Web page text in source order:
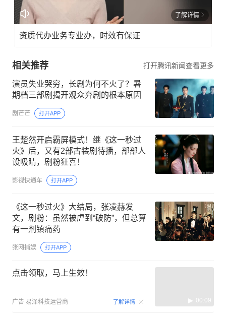
了解详情
资质代办业务专业办，时效有保证
相关推荐 打开腾讯新闻查看更多
演员失业哭穷，长剧为何不火了？暑
期档三部剧揭开观众弃剧的根本原因
剧芒芒 打开APP
王楚然开启霸屏模式！继《这一秒过
火》后，又有2部古装剧待播，部部人
设吸睛，剧粉狂喜！
影视快通车 打开APP
《这一秒过火》大结局，张凌赫发
文，剧粉：虽然被虐到“破防”，但总算
有一剂镇痛药
张网捕娱 打开APP
点击领取，马上生效！
广告 易泽科技运营商 了解详情 00:09